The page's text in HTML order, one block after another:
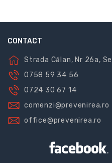
CONTACT
Strada Călan, Nr 26a,
0758 59 34 56
0724 30 67 14
comenzi@prevenirea.ro
office@prevenirea.ro